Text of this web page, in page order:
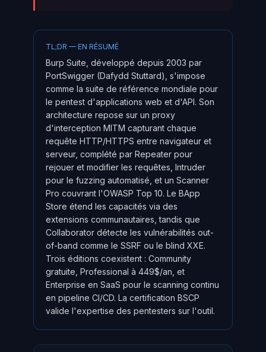
TL;DR — EN RÉSUMÉ
Burp Suite, développé depuis 2003 par
PortSwigger (Dafydd Stuttard), s'impose
comme la suite de référence mondiale pour
le pentest d'applications web et d'API. Son
architecture repose sur un proxy
d'interception MITM capturant chaque
requête HTTP/HTTPS entre navigateur et
serveur, complété par Repeater pour
rejouer et modifier les requêtes, Intruder
pour le fuzzing automatisé, et un Scanner
Pro couvrant l'OWASP Top 10. Le BApp
Store étend les capacités via des
extensions communautaires, tandis que
Collaborator détecte les vulnérabilités out-
of-band comme le SSRF ou le blind XXE.
Trois éditions coexistent : Community
gratuite, Professional à 449$/an, et
Enterprise en SaaS pour le scanning continu
en pipeline CI/CD. La certification BSCP
valide l'expertise des pentesters sur l'outil.